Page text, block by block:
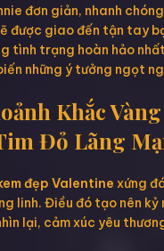
đơn giản, nhanh
được giao đến tận tay
tình trạng hoàn hảo
những ý tưởng ngọt
Khắc
Đỏ Lãng
đẹp Valentine xứng
linh. Điều đó tạo nên kỷ
lại, cảm xúc yêu